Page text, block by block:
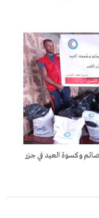
وكسوة العيد في جزر